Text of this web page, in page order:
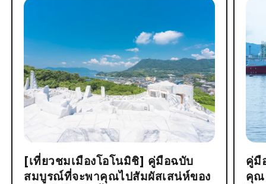
[เที่ยวชมเมืองโอโนมิชิ] คู่มือฉบับ
สมบูรณ์ที่จะพาคุณไปสัมผัสเสน่ห์ของ
คู่มื
คุณ